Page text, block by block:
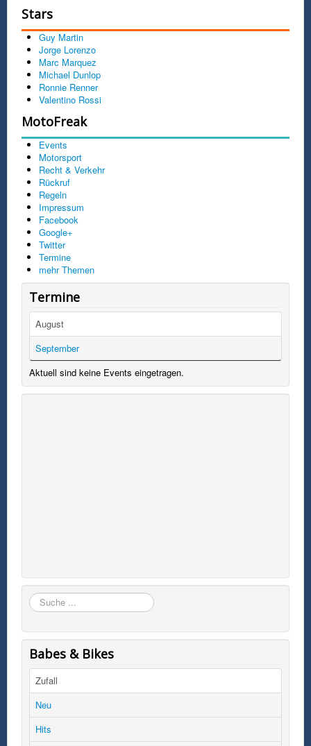
Stars
Guy Martin
Jorge Lorenzo
Marc Marquez
Michael Dunlop
Ronnie Renner
Valentino Rossi
MotoFreak
Events
Motorsport
Recht & Verkehr
Rückruf
Regeln
Impressum
Facebook
Google+
Twitter
Termine
mehr Themen
Termine
August
September
Aktuell sind keine Events eingetragen.
Suchen
Babes & Bikes
Zufall
Neu
Hits